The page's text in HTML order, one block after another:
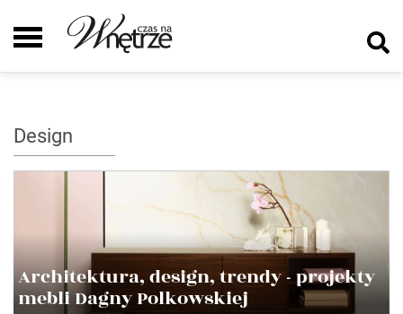
Design
Architektura, design, trendy - projekty
mebli Dagny Polkowskiej